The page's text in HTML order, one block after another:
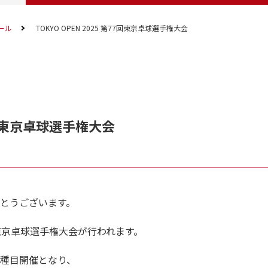
ル TOKYO OPEN 2025 第77回東京卓球選手権大会
京卓球選手権大会
うございます。
卓球選手権大会が行われます。
目開催となり、